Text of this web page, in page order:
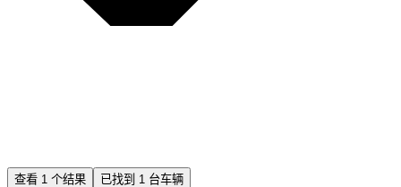
查看 1 个结果 已找到 1 台车辆